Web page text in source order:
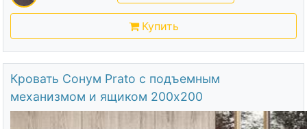
Купить
Кровать Сонум Prato с подъемным
механизмом и ящиком 200х200